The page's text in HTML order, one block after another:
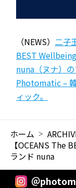
（NEWS） 二子
BEST
nuna（ヌナ）
Photomatic –
ィック。
ホーム
【OCEANS The
ランド nuna
＠